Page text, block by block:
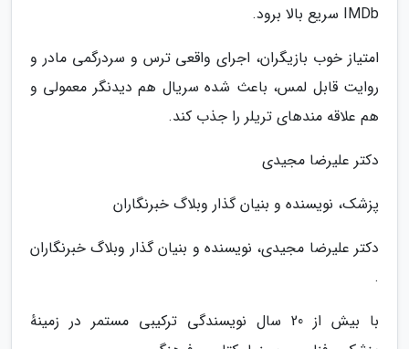
IMDb سریع بالا برود.
امتیاز خوب بازیگران، اجرای واقعی ترس و سردرگمی مادر و
روایت قابل لمس، باعث شده سریال هم دیدنگر معمولی و
هم علاقه مندهای تریلر را جذب کند.
دکتر علیرضا مجیدی
پزشک، نویسنده و بنیان گذار وبلاگ خبرنگاران
دکتر علیرضا مجیدی، نویسنده و بنیان گذار وبلاگ خبرنگاران
.
با بیش از 20 سال نویسندگی ترکیبی مستمر در زمینهٔ